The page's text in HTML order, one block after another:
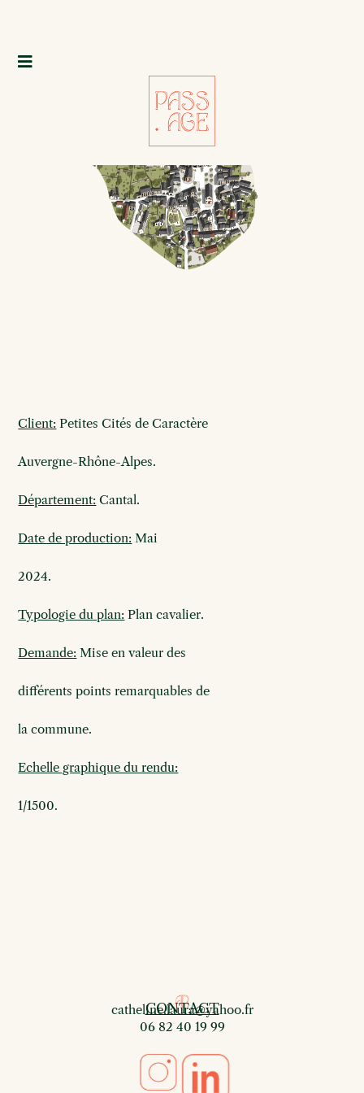
Client: Petites Cités de Caractère
Auvergne-Rhône-Alpes.
Département: Cantal.
Date de production: Mai
2024.
Typologie du plan: Plan cavalier.
Demande: Mise en valeur des
différentspoints remarquables de
la commune.
Echelle graphique du rendu:
1/1500.
CONTACT
catheline.laura@yahoo.fr
06 82 40 19 99